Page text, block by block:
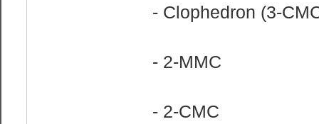
- Clophedron (3-
- 2-MMC
- 2-CMC